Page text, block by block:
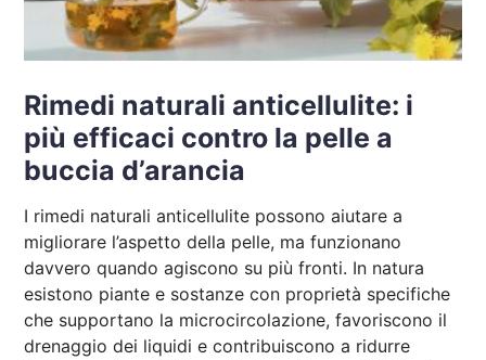
Rimedi naturali anticellulite: i
più efficaci contro la pelle a
buccia d’arancia
I rimedi naturali anticellulite possono aiutare a
migliorare l’aspetto della pelle, ma funzionano
davvero quando agiscono su più fronti. In natura
esistono piante e sostanze con proprietà specifiche
che supportano la microcircolazione, favoriscono il
drenaggio dei liquidi e contribuiscono a ridurre